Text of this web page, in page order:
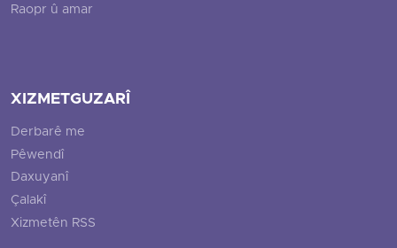
Raopr û amar
XIZMETGUZARÎ
Derbarê me
Pêwendî
Daxuyanî
Çalakî
Xizmetên RSS